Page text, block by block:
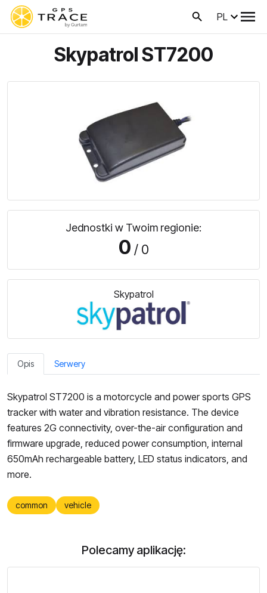
PL
Skypatrol ST7200
Jednostki w Twoim regionie:
0 / 0
Skypatrol
Opis Serwery
Skypatrol ST7200 is a motorcycle and power sports GPS
tracker with water and vibration resistance. The device
features 2G connectivity, over-the-air configuration and
firmware upgrade, reduced power consumption, internal
650mAh rechargeable battery, LED status indicators, and
more.
common vehicle
Polecamy aplikację: